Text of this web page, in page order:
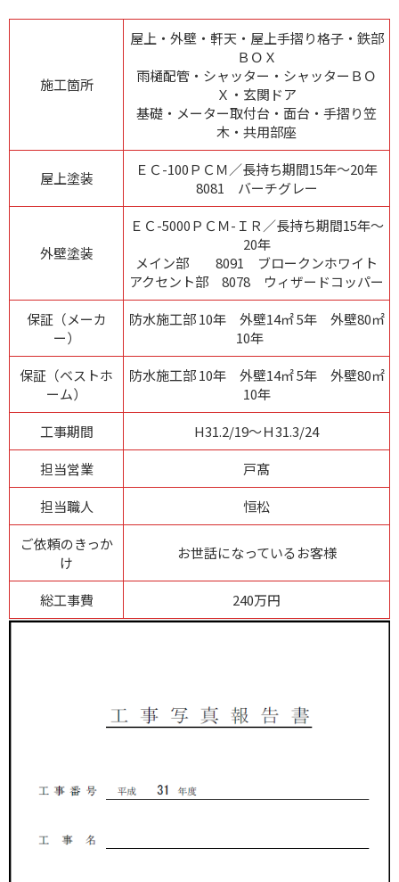
施工箇所
屋上・外壁・軒天・屋上手摺り格子・鉄部
ＢＯＸ
雨樋配管・シャッター・シャッターＢＯ
Ｘ・玄関ドア
基礎・メーター取付台・面台・手摺り笠
木・共用部座
屋上塗装
ＥＣ-100ＰＣＭ／長持ち期間15年～20年
8081 バーチグレー
外壁塗装
ＥＣ-5000ＰＣＭ-ＩＲ／長持ち期間15年～
20年
メイン部 8091 ブロークンホワイト
アクセント部 8078 ウィザードコッパー
保証（メーカ
ー）
防水施工部 10年 外壁14㎡ 5年 外壁80㎡
10年
保証（ベストホ
ーム）
防水施工部 10年 外壁14㎡ 5年 外壁80㎡
10年
工事期間
H31.2/19～Ｈ31.3/24
担当営業
戸髙
担当職人
恒松
ご依頼のきっか
け
お世話になっているお客様
総工事費 240万円